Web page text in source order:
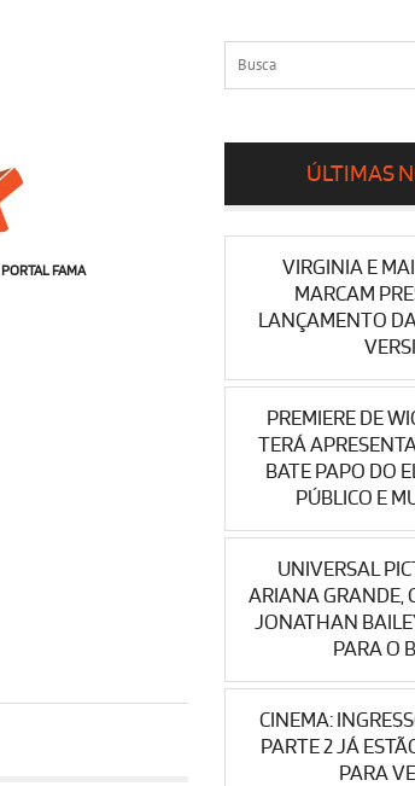
FAMA
ÚLTIMAS
VIRGINIA E
MARCAM
LANÇAMENTO
PREMIERE DE
TERÁ
BATE PAPO DO
PÚBLICO E
UNIVERSAL
ARIANA GRANDE,
JONATHAN
PARA O
CINEMA:
PARTE 2 JÁ
PARA